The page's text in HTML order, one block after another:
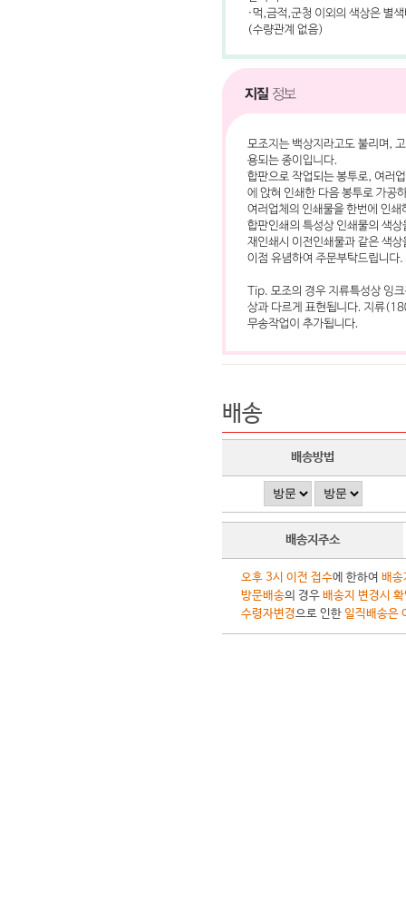
배송
배송방법
배송지주소
오후 3시 이전 접수에 한하여 배송
방문배송의 경우 배송지 변경시
수령자변경으로 인한 일직배송은